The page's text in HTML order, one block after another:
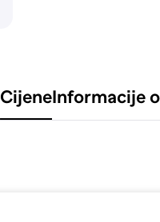
CijeneInformacije